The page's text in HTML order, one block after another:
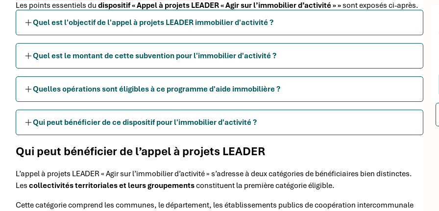
Les points essentiels du dispositif « Appel à projets LEADER « Agir sur l’immobilier d’activité » » sont exposés ci-après.
Quel est l'objectif de l'appel à projets LEADER immobilier d'activité ?
Quel est le montant de cette subvention pour l'immobilier d'activité ?
Quelles opérations sont éligibles à ce programme d'aide immobilière ?
Qui peut bénéficier de ce dispositif pour l'immobilier d'activité ?
Qui peut bénéficier de l’appel à projets LEADER
L’appel à projets LEADER « Agir sur l’immobilier d’activité » s’adresse à deux catégories de bénéficiaires bien distinctes.
Les collectivités territoriales et leurs groupementsconstituent la première catégorie éligible.
Cette catégorie comprend les communes, le département, les établissements publics de coopération intercommunale